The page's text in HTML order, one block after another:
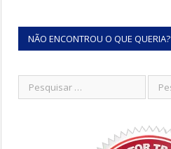
NÃO ENCONTROU O QUE QUERIA?